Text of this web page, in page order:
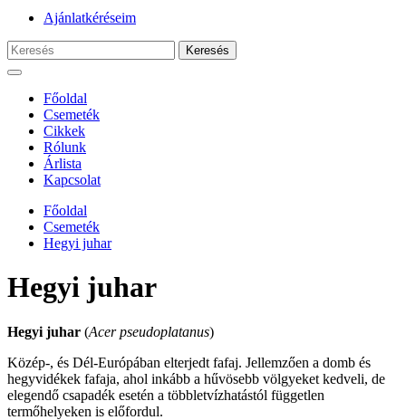
Ajánlatkéréseim
Keresés
Főoldal
Csemeték
Cikkek
Rólunk
Árlista
Kapcsolat
Főoldal
Csemeték
Hegyi juhar
Hegyi juhar
Hegyi juhar (Acer pseudoplatanus)
Közép-, és Dél-Európában elterjedt fafaj. Jellemzően a domb és
hegyvidékek fafaja, ahol inkább a hűvösebb völgyeket kedveli, de
elegendő csapadék esetén a többletvízhatástól független
termőhelyeken is előfordul.